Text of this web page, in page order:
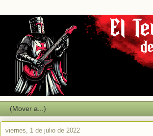
viernes, 1 de julio de 2022